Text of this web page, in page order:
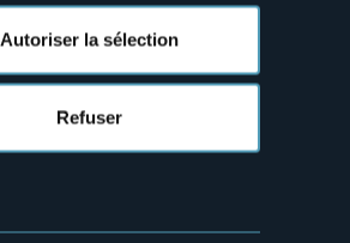
Autoriser la sélection
Refuser